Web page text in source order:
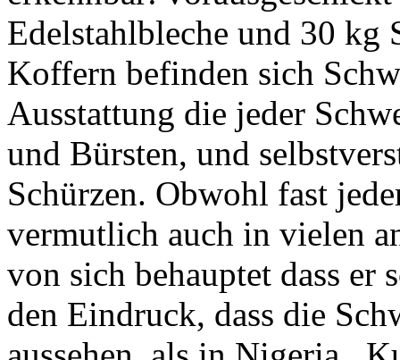
Edelstahlbleche und 30 kg
Koffern befinden sich
Ausstattung die jeder
und Bürsten, und
Schürzen. Obwohl fast
vermutlich auch in vielen
von sich behauptet dass er
den Eindruck, dass die